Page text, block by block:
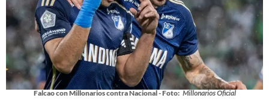
Falcao con Millonarios contra Nacional - Foto: Millonarios Oficial